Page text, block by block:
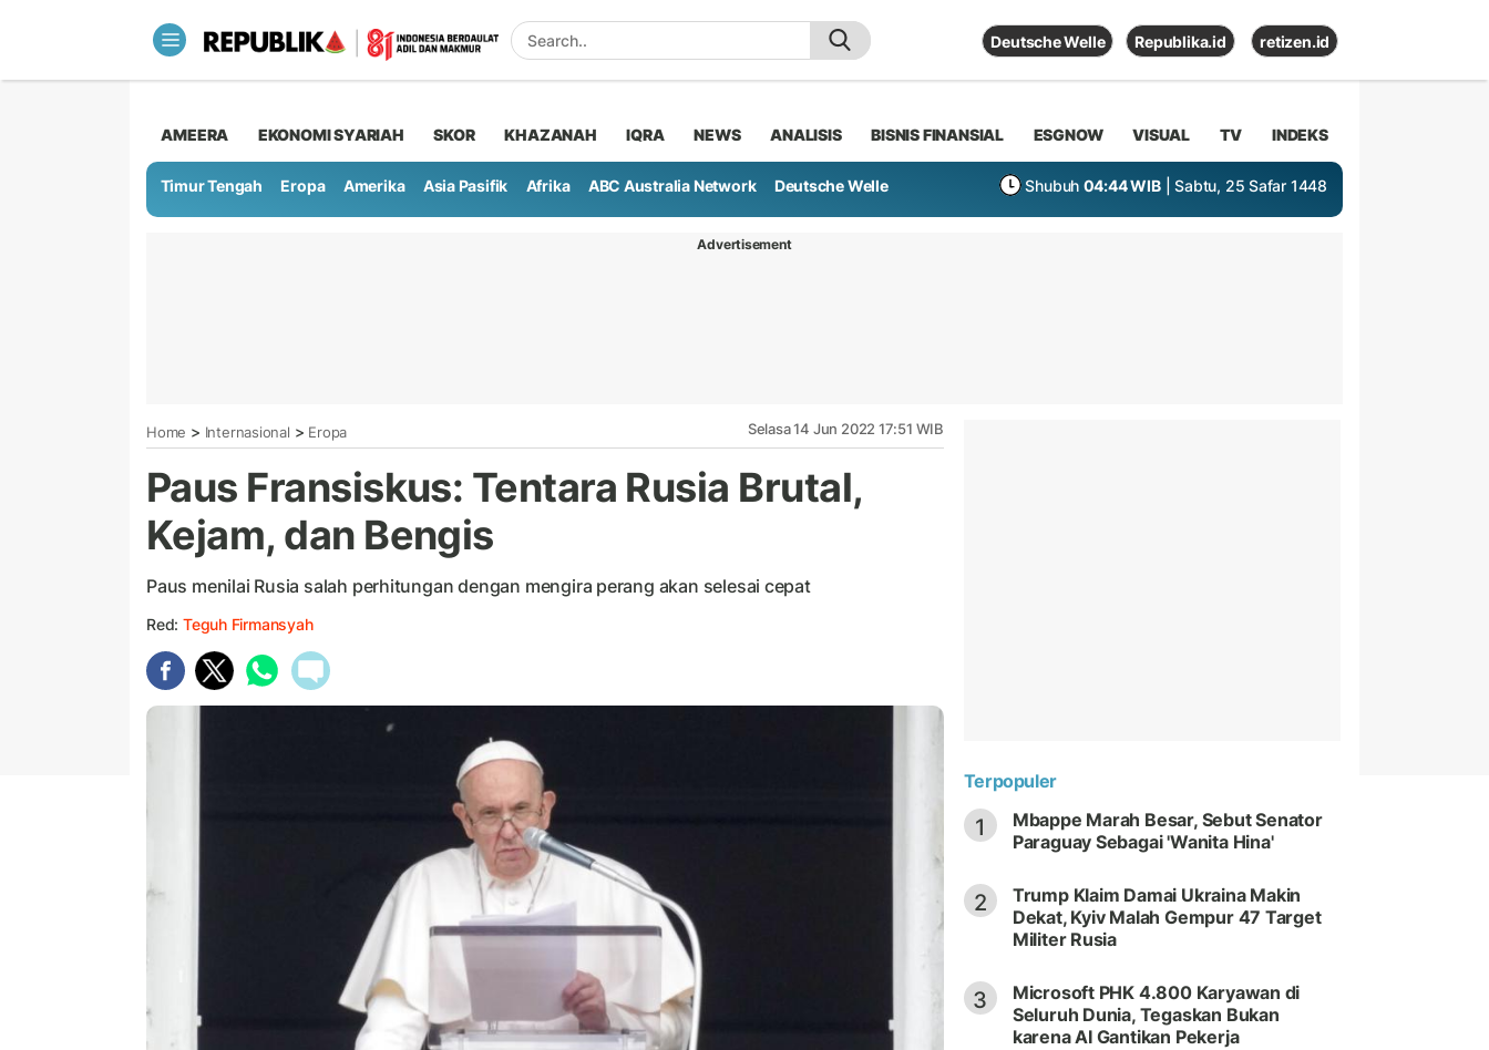
Deutsche Welle Republika.id retizen.id
AMEERA EKONOMI SYARIAH SKOR KHAZANAH IQRA NEWS ANALISIS BISNIS FINANSIAL ESGNOW VISUAL TV INDEKS
Timur Tengah Eropa Amerika Asia Pasifik Afrika ABC Australia Network Deutsche Welle Shubuh 04:44 WIB | Sabtu, 25 Safar 1448
Advertisement
Home > Internasional > Eropa Selasa 14 Jun 2022 17:51 WIB
Paus Fransiskus: Tentara Rusia Brutal,
Kejam, dan Bengis
Paus menilai Rusia salah perhitungan dengan mengira perang akan selesai cepat
Red: Teguh Firmansyah
Terpopuler
1
Mbappe Marah Besar, Sebut Senator
Paraguay Sebagai 'Wanita Hina'
2
Trump Klaim Damai Ukraina Makin
Dekat, Kyiv Malah Gempur 47 Target
Militer Rusia
3
Microsoft PHK 4.800 Karyawan di
Seluruh Dunia, Tegaskan Bukan
karena AI Gantikan Pekerja